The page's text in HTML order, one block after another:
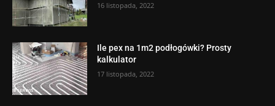
16 listopada, 2022
Ile pex na 1m2 podłogówki? Prosty
kalkulator
17 listopada, 2022